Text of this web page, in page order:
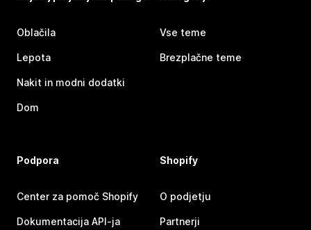
Oblačila
Lepota
Nakit in modni dodatki
Dom
Vse teme
Brezplačne teme
Podpora
Center za pomoč Shopify
Dokumentacija API-ja
Shopify
O podjetju
Partnerji